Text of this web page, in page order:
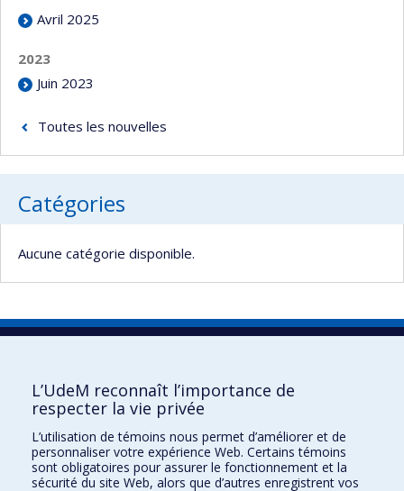
Avril 2025
2023
Juin 2023
Toutes les nouvelles
Catégories
Aucune catégorie disponible.
Nous remercions les unités de l’UdeM dont la Direction des immeubles, la
Direction des finances et le BRDV pour leur participation active à la mise en
œuvre du projet. Ce projet est financé grâce au Fonds de soutien à la
recherche du Canada.
Besoin d'aide?
L’UdeM reconnaît l’importance de
respecter la vie privée
L’utilisation de témoins nous permet d’améliorer et de
personnaliser votre expérience Web. Certains témoins
sont obligatoires pour assurer le fonctionnement et la
sécurité du site Web, alors que d’autres enregistrent vos